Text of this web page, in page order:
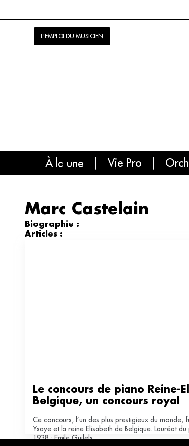
L'EMPLOI DU MUSICIEN
À la une Vie Pro
Marc Castelain
Biographie :
Articles :
Le concours de piano Reine-
Belgique, un concours royal
Ce concours, l’un des plus prestigieux du monde,
Ysaye et la reine Elisabeth de Belgique. Lauréat
1938 : Emile Guilels.